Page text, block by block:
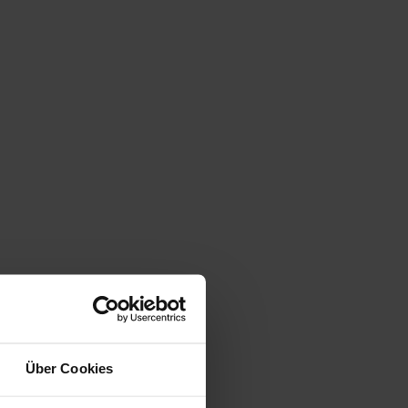
Über Cookies